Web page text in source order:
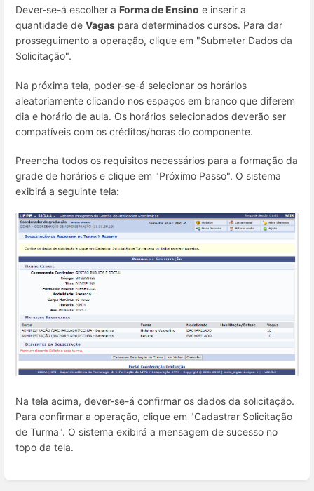
Dever-se-á escolher a Forma de Ensino e inserir a
quantidade de Vagas para determinados cursos. Para dar
prosseguimento a operação, clique em "Submeter Dados da
Solicitação".
Na próxima tela, poder-se-á selecionar os horários
aleatoriamente clicando nos espaços em branco que diferem
dia e horário de aula. Os horários selecionados deverão ser
compatíveis com os créditos/horas do componente.
Preencha todos os requisitos necessários para a formação da
grade de horários e clique em "Próximo Passo". O sistema
exibirá a seguinte tela:
Na tela acima, dever-se-á confirmar os dados da solicitação.
Para confirmar a operação, clique em "Cadastrar Solicitação
de Turma". O sistema exibirá a mensagem de sucesso no
topo da tela.